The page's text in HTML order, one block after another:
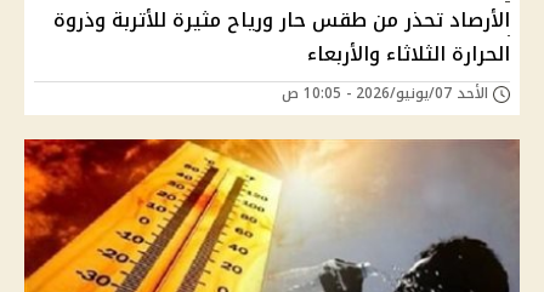
الأرصاد تحذر من طقس حار ورياح مثيرة للأتربة وذروة
الحرارة الثلاثاء والأربعاء
الأحد 07/يونيو/2026 - 10:05 ص